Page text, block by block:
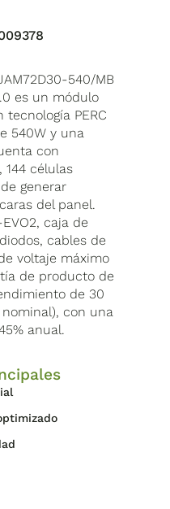
540/MB
es un módulo
PERC
540W y una
con
células
generar
del panel.
caja de
cables de
voltaje máximo
de producto de
de 30
con una
anual.